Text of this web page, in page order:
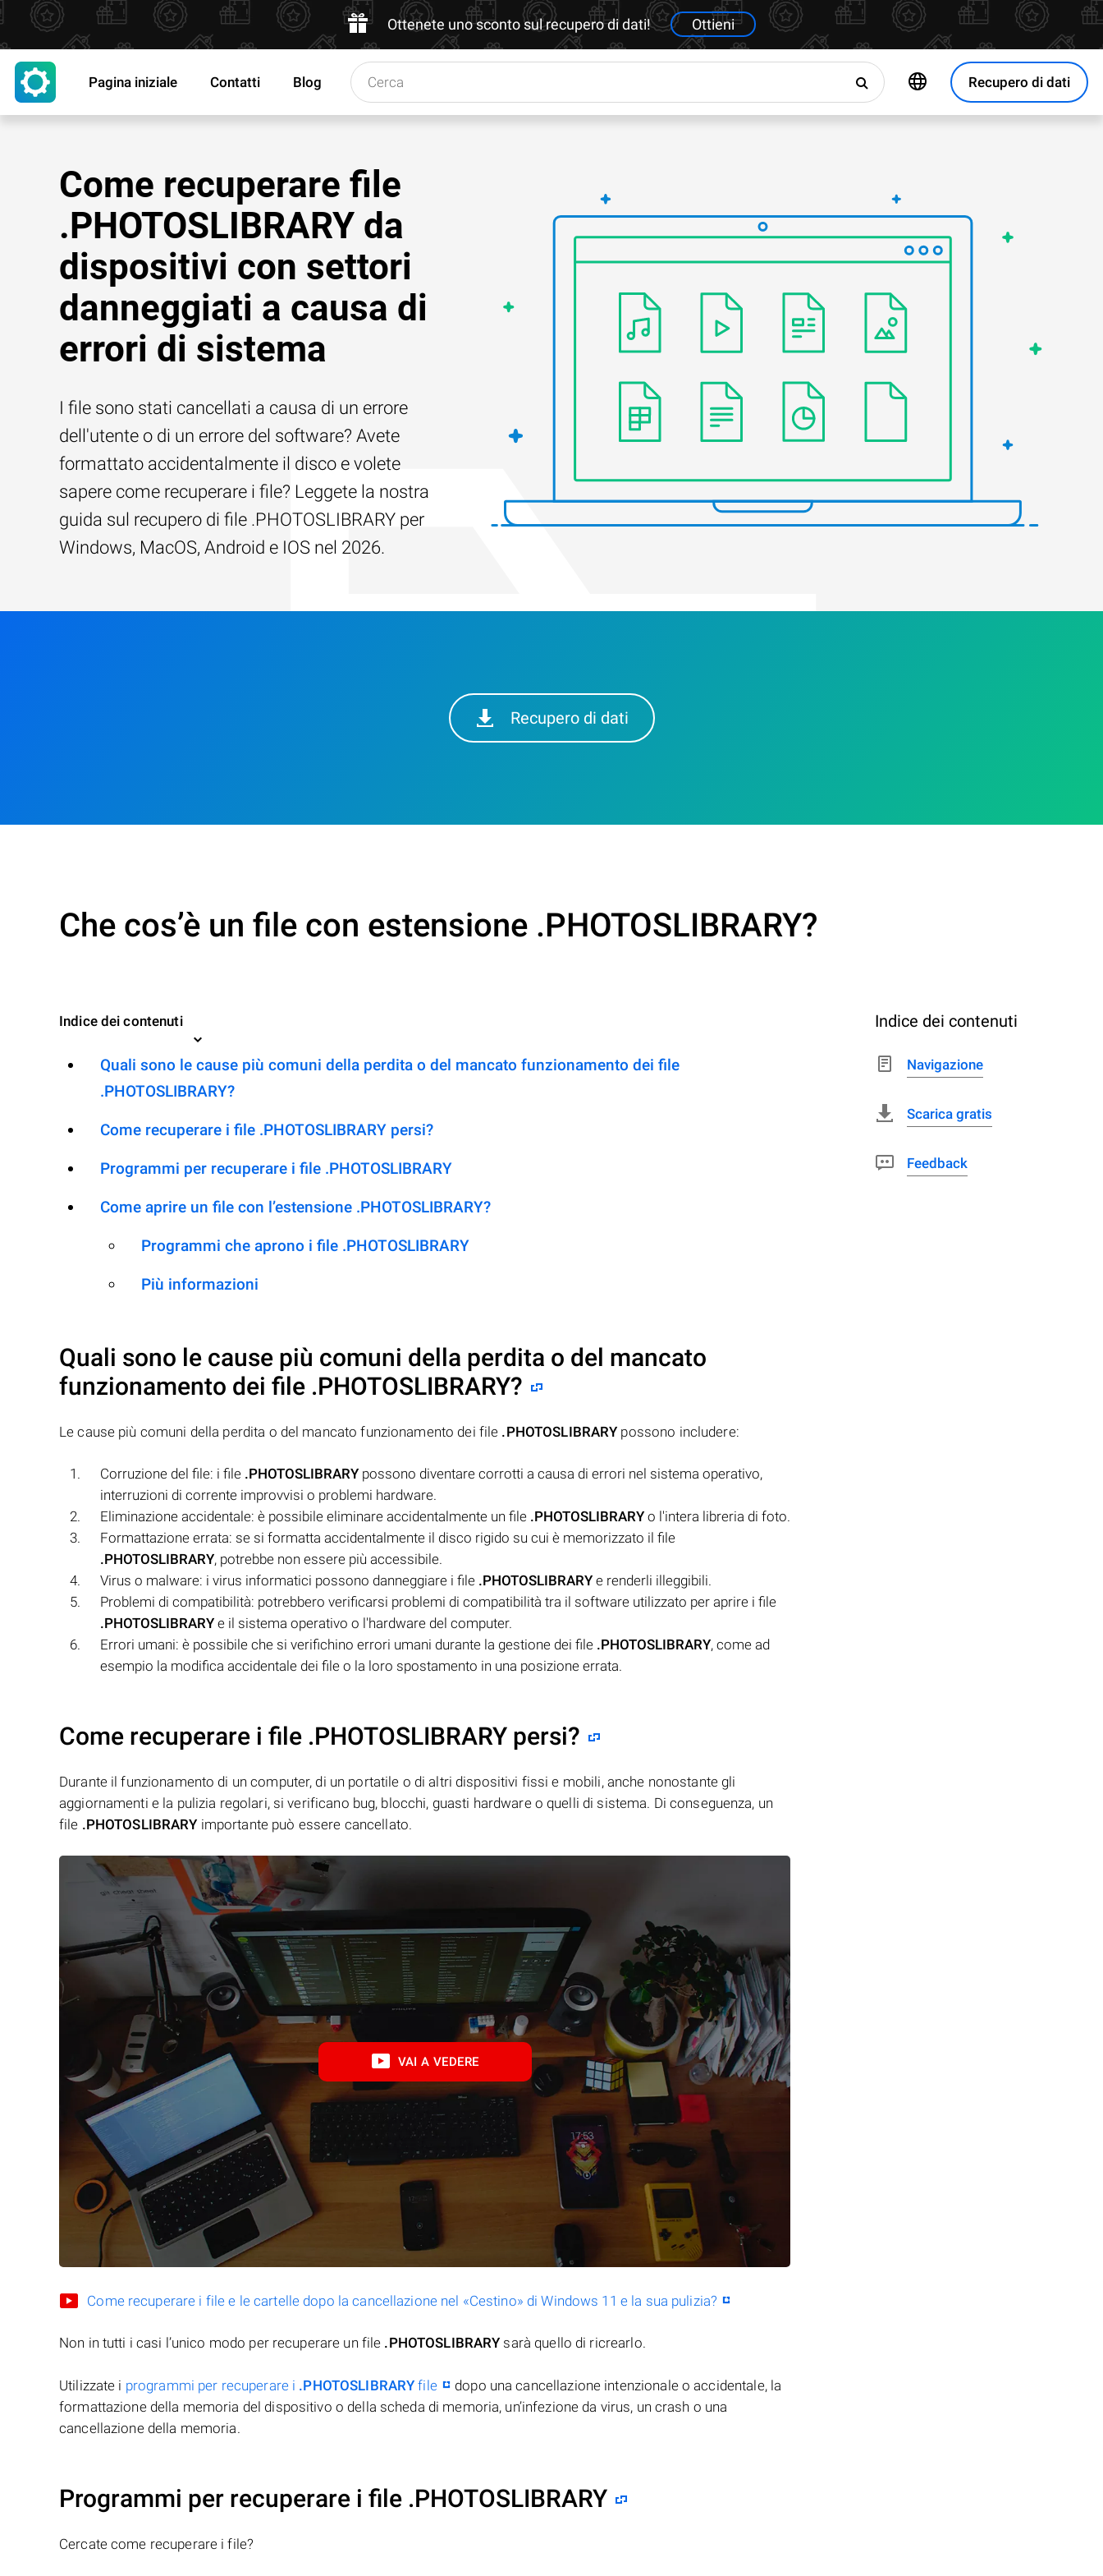
Ottenete uno sconto sul recupero di dati! Ottieni
Recupero di dati
Pagina iniziale Contatti Blog
Come recuperare file
.PHOTOSLIBRARY da
dispositivi con settori
danneggiati a causa di
errori di sistema
I file sono stati cancellati a causa di un errore
dell'utente o di un errore del software? Avete
formattato accidentalmente il disco e volete
sapere come recuperare i file? Leggete la nostra
guida sul recupero di file .PHOTOSLIBRARY per
Windows, MacOS, Android e IOS nel 2026.
Recupero di dati
Che cos’è un file con estensione .PHOTOSLIBRARY?
Indice dei contenuti
Quali sono le cause più comuni della perdita o del mancato funzionamento dei file
.PHOTOSLIBRARY?
Come recuperare i file .PHOTOSLIBRARY persi?
Programmi per recuperare i file .PHOTOSLIBRARY
Come aprire un file con l’estensione .PHOTOSLIBRARY?
Programmi che aprono i file .PHOTOSLIBRARY
Più informazioni
Quali sono le cause più comuni della perdita o del mancato
funzionamento dei file .PHOTOSLIBRARY?
Le cause più comuni della perdita o del mancato funzionamento dei file .PHOTOSLIBRARY possono includere:
Corruzione del file: i file .PHOTOSLIBRARY possono diventare corrotti a causa di errori nel sistema operativo,
interruzioni di corrente improvvisi o problemi hardware.
Eliminazione accidentale: è possibile eliminare accidentalmente un file .PHOTOSLIBRARY o l'intera libreria di foto.
Formattazione errata: se si formatta accidentalmente il disco rigido su cui è memorizzato il file
.PHOTOSLIBRARY, potrebbe non essere più accessibile.
Virus o malware: i virus informatici possono danneggiare i file .PHOTOSLIBRARY e renderli illeggibili.
Problemi di compatibilità: potrebbero verificarsi problemi di compatibilità tra il software utilizzato per aprire i file
.PHOTOSLIBRARY e il sistema operativo o l'hardware del computer.
Errori umani: è possibile che si verifichino errori umani durante la gestione dei file .PHOTOSLIBRARY, come ad
esempio la modifica accidentale dei file o la loro spostamento in una posizione errata.
Come recuperare i file .PHOTOSLIBRARY persi?
Durante il funzionamento di un computer, di un portatile o di altri dispositivi fissi e mobili, anche nonostante gli
aggiornamenti e la pulizia regolari, si verificano bug, blocchi, guasti hardware o quelli di sistema. Di conseguenza, un
file .PHOTOSLIBRARY importante può essere cancellato.
VAI A VEDERE
Come recuperare i file e le cartelle dopo la cancellazione nel «Cestino» di Windows 11 e la sua pulizia?
Non in tutti i casi l’unico modo per recuperare un file .PHOTOSLIBRARY sarà quello di ricrearlo.
Utilizzate i programmi per recuperare i .PHOTOSLIBRARY file
dopo una cancellazione intenzionale o accidentale, la
formattazione della memoria del dispositivo o della scheda di memoria, un’infezione da virus, un crash o una
cancellazione della memoria.
Programmi per recuperare i file .PHOTOSLIBRARY
Cercate come recuperare i file?
Indice dei contenuti
Navigazione
Scarica gratis
Feedback